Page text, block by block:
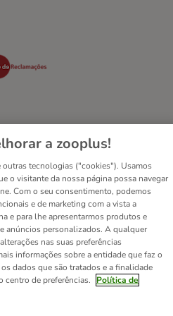
Formulário de retratação
somos DSA
Emprego
Corporativo
a zooplus!
tecnologias ("cookies"). Usamos
o visitante da nossa página possa navegar
Com o seu consentimento, podemos
e de marketing com a vista a
e para lhe apresentarmos produtos e
anúncios personalizados. A qualquer
nas suas preferências
informações sobre a entidade que faz o
dados que são tratados e a finalidade
centro de preferências.
Política de